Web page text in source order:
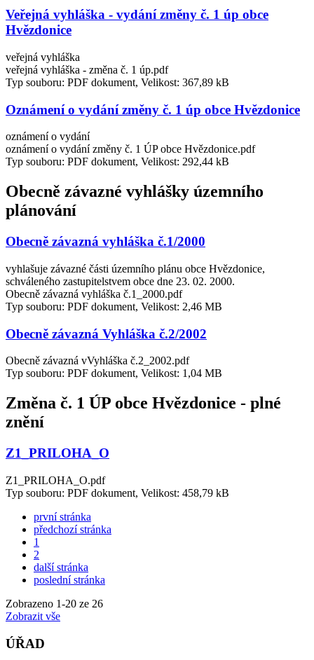
Veřejná vyhláška - vydání změny č. 1 úp obce
Hvězdonice
veřejná vyhláška
veřejná vyhláška - změna č. 1 úp.pdf
Typ souboru: PDF dokument, Velikost: 367,89 kB
Oznámení o vydání změny č. 1 úp obce Hvězdonice
oznámení o vydání
oznámení o vydání změny č. 1 ÚP obce Hvězdonice.pdf
Typ souboru: PDF dokument, Velikost: 292,44 kB
Obecně závazné vyhlášky územního
plánování
Obecně závazná vyhláška č.1/2000
vyhlašuje závazné části územního plánu obce Hvězdonice,
schváleného zastupitelstvem obce dne 23. 02. 2000.
Obecně závazná vyhláška č.1_2000.pdf
Typ souboru: PDF dokument, Velikost: 2,46 MB
Obecně závazná Vyhláška č.2/2002
Obecně závazná vVyhláška č.2_2002.pdf
Typ souboru: PDF dokument, Velikost: 1,04 MB
Změna č. 1 ÚP obce Hvězdonice - plné
znění
Z1_PRILOHA_O
Z1_PRILOHA_O.pdf
Typ souboru: PDF dokument, Velikost: 458,79 kB
první stránka
předchozí stránka
1
2
další stránka
poslední stránka
Zobrazeno 1-20 ze 26
Zobrazit vše
ÚŘAD